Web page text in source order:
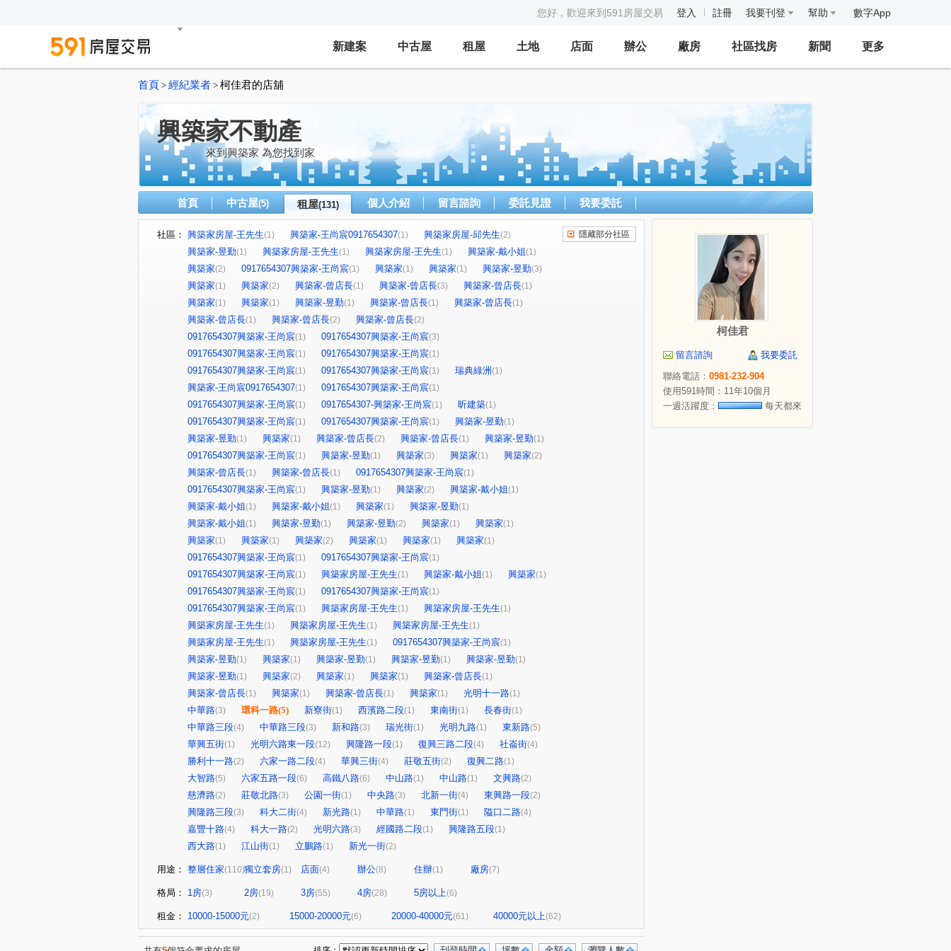
您好，歡迎來到591房屋交易 登入 註冊 我要刊登 幫助 數字App
新建案 中古屋 租屋 土地 店面 辦公 廠房 社區找房 新聞 更多
首頁 > 經紀業者 > 柯佳君的店舖
興築家不動產
來到興築家 為您找到家
首頁 中古屋(5) 租屋(131) 個人介紹 留言諮詢 委託見證 我要委託
社區： 興築家房屋-王先生(1) 興築家-王尚宸0917654307(1) 興築家房屋-邱先生(2)
興築家-昱勤(1) 興築家房屋-王先生(1) 興築家房屋-王先生(1) 興築家-戴小姐(1)
興築家(2) 0917654307興築家-王尚宸(1) 興築家(1) 興築家(1) 興築家-昱勤(3)
興築家(1) 興築家(2) 興築家-曾店長(1) 興築家-曾店長(3) 興築家-曾店長(1)
興築家(1) 興築家(1) 興築家-昱勤(1) 興築家-曾店長(1) 興築家-曾店長(1)
興築家-曾店長(1) 興築家-曾店長(2) 興築家-曾店長(2)
0917654307興築家-王尚宸(1) 0917654307興築家-王尚宸(3)
0917654307興築家-王尚宸(1) 0917654307興築家-王尚宸(1)
0917654307興築家-王尚宸(1) 0917654307興築家-王尚宸(1) 瑞典綠洲 (1)
興築家-王尚宸0917654307(1) 0917654307興築家-王尚宸(1)
0917654307興築家-王尚宸(1) 0917654307-興築家-王尚宸(1) 昕建築(1)
0917654307興築家-王尚宸(1) 0917654307興築家-王尚宸(1) 興築家-昱勤(1)
興築家-昱勤(1) 興築家(1) 興築家-曾店長(2) 興築家-曾店長(1) 興築家-昱勤(1)
0917654307興築家-王尚宸(1) 興築家-昱勤(1) 興築家(3) 興築家(1) 興築家(2)
興築家-曾店長(1) 興築家-曾店長(1) 0917654307興築家-王尚宸(1)
0917654307興築家-王尚宸(1) 興築家-昱勤(1) 興築家(2) 興築家-戴小姐(1)
興築家-戴小姐(1) 興築家-戴小姐(1) 興築家(1) 興築家-昱勤(1)
興築家-戴小姐(1) 興築家-昱勤(1) 興築家-昱勤(2) 興築家(1) 興築家(1)
興築家(1) 興築家(1) 興築家(2) 興築家(1) 興築家(1) 興築家(1)
0917654307興築家-王尚宸(1) 0917654307興築家-王尚宸(1)
0917654307興築家-王尚宸(1) 興築家房屋-王先生(1) 興築家-戴小姐(1) 興築家(1)
0917654307興築家-王尚宸(1) 0917654307興築家-王尚宸(1)
0917654307興築家-王尚宸(1) 興築家房屋-王先生(1) 興築家房屋-王先生(1)
興築家房屋-王先生(1) 興築家房屋-王先生(1) 興築家房屋-王先生(1)
興築家房屋-王先生(1) 興築家房屋-王先生(1) 0917654307興築家-王尚宸(1)
興築家-昱勤(1) 興築家(1) 興築家-昱勤(1) 興築家-昱勤(1) 興築家-昱勤(1)
興築家-昱勤(1) 興築家(2) 興築家(1) 興築家(1) 興築家-曾店長(1)
興築家-曾店長(1) 興築家(1) 興築家-曾店長(1) 興築家(1) 光明十一路(1)
中華路(3) 環科一路(5) 新寮街(1) 西濱路二段(1) 東南街(1) 長春街(1)
中華路三段(4) 中華路三段(3) 新和路(3) 瑞光街(1) 光明九路(1) 東新路(5)
華興五街(1) 光明六路東一段(12) 興隆路一段(1) 復興三路二段(4) 社崙街(4)
勝利十一路(2) 六家一路二段(4) 華興三街(4) 莊敬五街(2) 復興二路(1)
大智路(5) 六家五路一段(6) 高鐵八路(6) 中山路(1) 中山路(1) 文興路(2)
慈濟路(2) 莊敬北路(3) 公園一街(1) 中央路(3) 北新一街(4) 東興路一段(2)
興隆路三段(3) 科大二街(4) 新光路(1) 中華路(1) 東門街(1) 隘口二路(4)
嘉豐十路(4) 科大一路(2) 光明六路(3) 經國路二段(1) 興隆路五段(1)
西大路(1) 江山街(1) 立鵬路(1) 新光一街(2)
隱藏部分社區
用途： 整層住家(110)獨立套房(1) 店面(4) 辦公(8) 住辦(1) 廠房(7)
格局： 1房(3) 2房(19) 3房(55) 4房(28) 5房以上(6)
租金： 10000-15000元(2) 15000-20000元(6) 20000-40000元(61) 40000元以上(62)
柯佳君
留言諮詢
我要委託
聯絡電話： 0981-232-904
使用591時間：11年10個月
一週活躍度：
每天都來